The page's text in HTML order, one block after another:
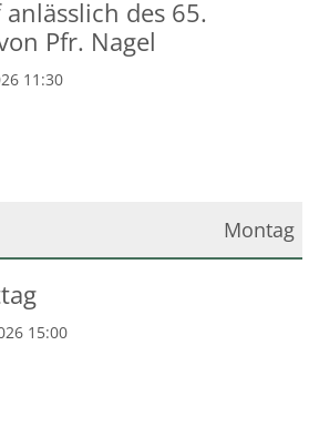
des 65.
Pfr. Nagel
11:30
Montag
15:00